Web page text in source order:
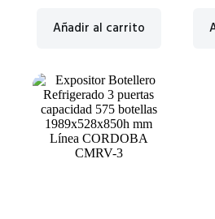
Añadir al carrito